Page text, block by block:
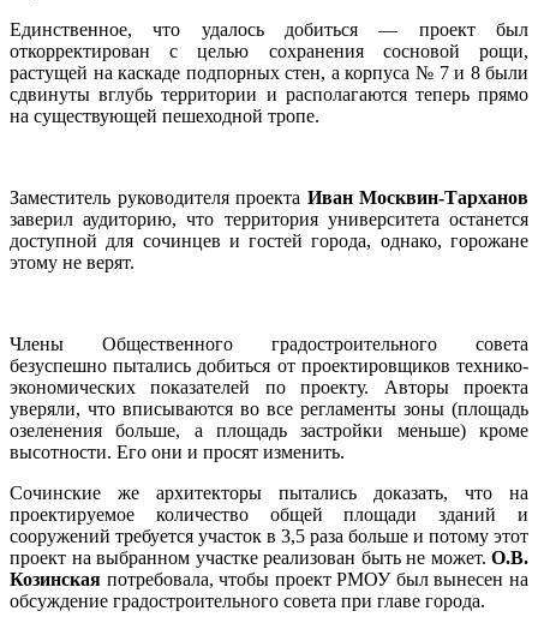
Единственное, что удалось добиться — проект был
откорректирован с целью сохранения сосновой рощи,
растущей на каскаде подпорных стен, а корпуса № 7 и 8 были
сдвинуты вглубь территории и располагаются теперь прямо
на существующей пешеходной тропе.
Заместитель руководителя проекта Иван Москвин-Тарханов
заверил аудиторию, что территория университета останется
доступной для сочинцев и гостей города, однако, горожане
этому не верят.
Члены Общественного градостроительного совета
безуспешно пытались добиться от проектировщиков технико-
экономических показателей по проекту. Авторы проекта
уверяли, что вписываются во все регламенты зоны (площадь
озеленения больше, а площадь застройки меньше) кроме
высотности. Его они и просят изменить.
Сочинские же архитекторы пытались доказать, что на
проектируемое количество общей площади зданий и
сооружений требуется участок в 3,5 раза больше и потому этот
проект на выбранном участке реализован быть не может. О.В.
Козинская потребовала, чтобы проект РМОУ был вынесен на
обсуждение градостроительного совета при главе города.